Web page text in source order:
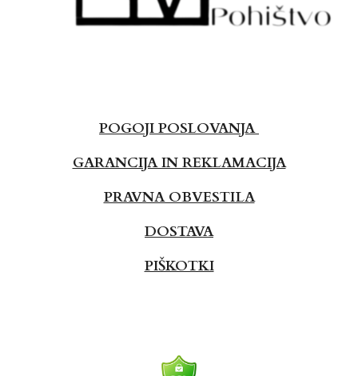
POGOJI POSLOVANJA
GARANCIJA IN REKLAMACIJA
PRAVNA OBVESTILA
DOSTAVA
PIŠKOTKI